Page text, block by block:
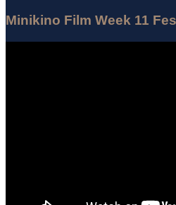
Minikino Film Week 11